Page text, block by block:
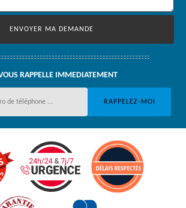
RAPPELLE IMMEDIATEMENT